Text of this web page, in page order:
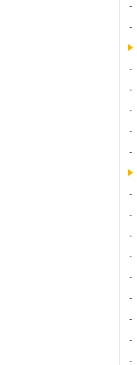
-
-
-
-
-
-
-
-
-
-
-
-
-
-
-
-